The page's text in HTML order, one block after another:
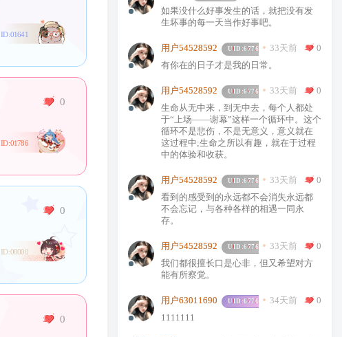
ID:01641
0
ID:01786
0
ID:00000
0
如果没什么好事发生的话，就把没有发
生坏事的每一天当作好事吧。
用户54528592 UID:67766 33天前
0
有你在的日子才是我的日常。
用户54528592 UID:67766 33天前
0
生命从无中来，到无中去，每个人都处
于“上场——谢幕”这样一个循环中。这个
循环不是悲伤，不是无意义，意义就在
这过程中;生命之所以有趣，就在于过程
中的体验和收获。
用户54528592 UID:67766 33天前
0
看到的感受到的永远都不会消失永远都
不会忘记，与各种各样的相遇一同永
存。
用户54528592 UID:67766 33天前
0
我们都很擅长口是心非，但又希望对方
能有所察觉。
用户63011690 UID:67765 34天前
0
1111111